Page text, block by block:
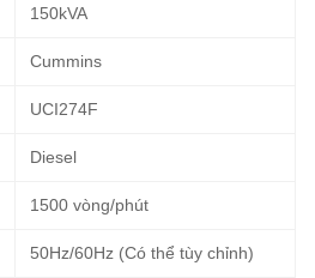
150kVA
Cummins
UCI274F
Diesel
1500 vòng/phút
50Hz/60Hz (Có thể tùy chỉnh)